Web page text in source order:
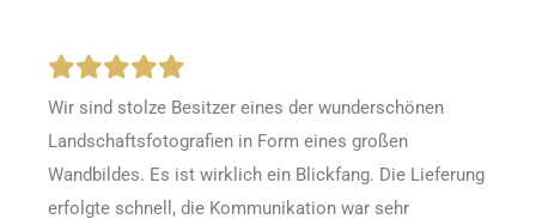
Wir sind stolze Besitzer eines der wunderschönen
Landschaftsfotografien in Form eines großen
Wandbildes. Es ist wirklich ein Blickfang. Die Lieferung
erfolgte schnell, die Kommunikation war sehr